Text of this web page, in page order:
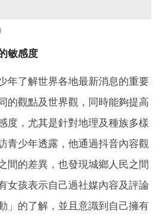
敏感度
年了解世界各地最新消息的重要
的觀點及世界觀，同時能夠提高
度，尤其是針對地理及種族多樣
青少年透露，他通過抖音內容觀
間的差異，也發現城鄉人民之間
女孩表示自己過社媒內容及評論
」的了解，並且意識到自己擁有